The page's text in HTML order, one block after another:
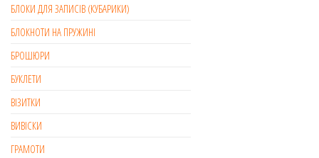
БЛОКИ ДЛЯ ЗАПИСІВ (КУБАРИКИ)
БЛОКНОТИ НА ПРУЖИНІ
БРОШЮРИ
БУКЛЕТИ
ВІЗИТКИ
ВИВІСКИ
ГРАМОТИ